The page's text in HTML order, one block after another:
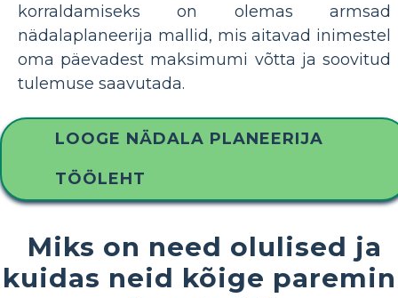
korraldamiseks on olemas armsad
nädalaplaneerija mallid, mis aitavad inimestel
oma päevadest maksimumi võtta ja soovitud
tulemuse saavutada.
LOOGE NÄDALA PLANEERIJA
TÖÖLEHT
Miks on need olulised ja
kuidas neid kõige